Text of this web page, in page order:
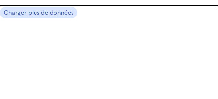
Charger plus de données